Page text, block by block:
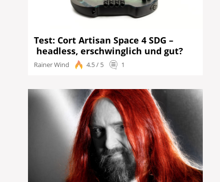
Test: Cort Artisan Space 4 SDG –
headless, erschwinglich und gut?
Rainer Wind 4.5 / 5 1